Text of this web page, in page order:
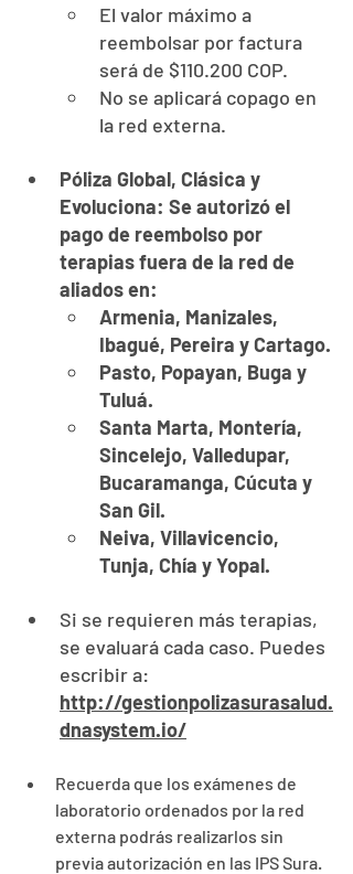
El valor máximo a
reembolsar por factura
será de $110.200 COP.
No se aplicará copago en
la red externa.
Póliza Global, Clásica y
Evoluciona: Se autorizó el
pago de reembolso por
terapias fuera de la red de
aliados en:
Armenia, Manizales,
Ibagué, Pereira y Cartago.
Pasto, Popayan, Buga y
Tuluá.
Santa Marta, Montería,
Sincelejo, Valledupar,
Bucaramanga, Cúcuta y
San Gil.
Neiva, Villavicencio,
Tunja, Chía y Yopal.
Si se requieren más terapias,
se evaluará cada caso. Puedes
escribir a:
http://gestionpolizasurasalud.
dnasystem.io/
Recuerda que los exámenes de
laboratorio ordenados por la red
externa podrás realizarlos sin
previa autorización en las IPS Sura.